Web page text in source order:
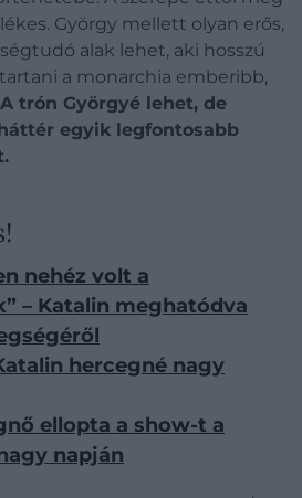
György mellett olyan erős,
alak lehet, aki hosszú
a monarchia emberibb,
A trón Györgyé lehet, de
egyik legfontosabb
nehéz volt a
– Katalin meghatódva
hercegné nagy
ellopta a show-t a
napján